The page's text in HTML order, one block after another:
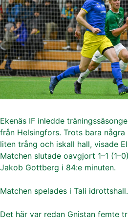
Ekenäs IF inledde
från Helsingfors. Trots bara
liten trång och iskall hall, visade
Matchen slutade oavgjort 1–1
Jakob Gottberg i 84:e minuten.
Matchen spelades i Tali idrottshall.
Det här var redan Gnistan femte